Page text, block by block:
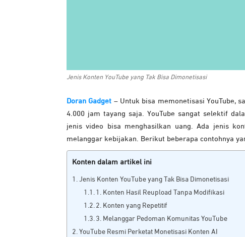
Jenis Konten YouTube yang Tak Bisa Dimonetisasi
Doran Gadget – Untuk bisa memonetisasi YouTube,
4.000 jam tayang saja. YouTube sangat selektif
jenis video bisa menghasilkan uang. Ada jenis
melanggar kebijakan. Berikut beberapa contohnya
Konten dalam artikel ini
Jenis Konten YouTube yang Tak Bisa Dimonetisasi
1. Konten Hasil Reupload Tanpa Modifikasi
2. Konten yang Repetitif
3. Melanggar Pedoman Komunitas YouTube
YouTube Resmi Perketat Monetisasi Konten AI